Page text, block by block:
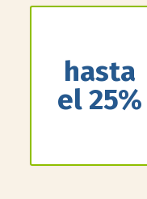
hasta
el 25%